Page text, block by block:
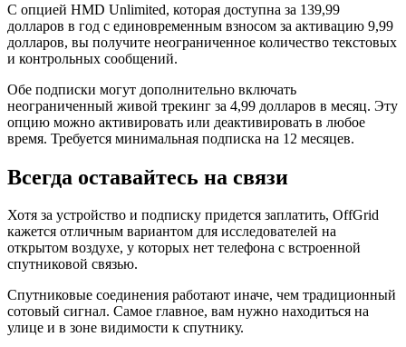
С опцией HMD Unlimited, которая доступна за 139,99
долларов в год с единовременным взносом за активацию 9,99
долларов, вы получите неограниченное количество текстовых
и контрольных сообщений.
Обе подписки могут дополнительно включать
неограниченный живой трекинг за 4,99 долларов в месяц. Эту
опцию можно активировать или деактивировать в любое
время. Требуется минимальная подписка на 12 месяцев.
Всегда оставайтесь на связи
Хотя за устройство и подписку придется заплатить, OffGrid
кажется отличным вариантом для исследователей на
открытом воздухе, у которых нет телефона с встроенной
спутниковой связью.
Спутниковые соединения работают иначе, чем традиционный
сотовый сигнал. Самое главное, вам нужно находиться на
улице и в зоне видимости к спутнику.